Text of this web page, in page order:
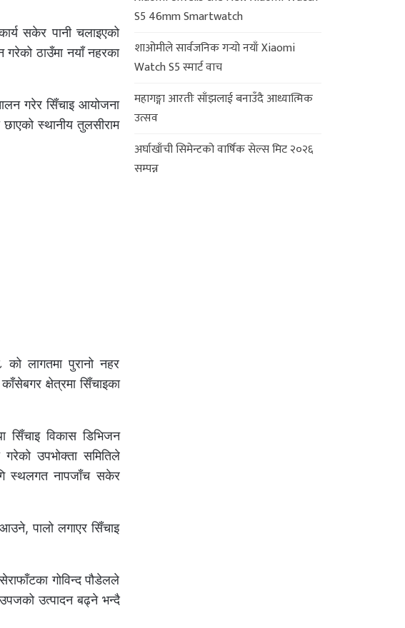
सकेर पानी चलाइएको
गरेको ठाउँमा नयाँ नहरका
गरेर सिँचाइ आयोजना
छाएको स्थानीय तुलसीराम
लागतमा पुरानो नहर
क्षेत्रमा सिँचाइका
सिँचाइ विकास डिभिजन
गरेको उपभोक्ता समितिले
स्थलगत नापजाँच सकेर
पालो लगाएर सिँचाइ
गोविन्द पौडेलले
उत्पादन बढ्ने भन्दै
S5 46mm Smartwatch
शाओमीले सार्वजनिक गर्‍यो नयाँ Xiaomi
Watch S5 स्मार्ट वाच
महागङ्गा आरतीः साँझलाई बनाउँदै आध्यात्मिक
उत्सव
अर्घाखाँची सिमेन्टको वार्षिक सेल्स मिट २०२६
सम्पन्न